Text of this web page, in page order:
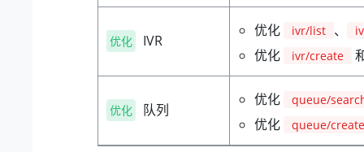
优化 IVR
优化 ivr/list 、
优化 ivr/create
优化 队列
优化 queue/
优化 queue/create